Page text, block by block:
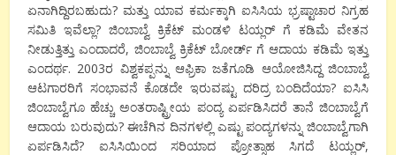
ಏನಾಗಿದ್ದಿರಬಹುದು? ಮತ್ತು ಯಾವ ಕರ್ಮಕ್ಕಾಗಿ ಐಸಿಸಿಯ ಭ್ರಷ್ಟಾಚಾರ ನಿಗ್ರಹ
ಸಮಿತಿ ಇವೆಲ್ಲಾ? ಜಿಂಬಾಬ್ವೆ ಕ್ರಿಕೆಟ್ ಮಂಡಳಿ ಟಯ್ಲರ್ ಗೆ ಕಡಿಮೆ ವೇತನ
ನೀಡುತ್ತಿತ್ತು ಎಂದಾದರೆ, ಜಿಂಬಾಬ್ವೆ ಕ್ರಿಕೆಟ್ ಬೋರ್ಡ್ ಗೆ ಆದಾಯ ಕಡಿಮೆ ಇತ್ತು
ಎಂದರ್ಥ. 2003ರ ವಿಶ್ವಕಪ್ಪನ್ನು ಆಫ್ರಿಕಾ ಜತೆಗೂಡಿ ಆಯೋಜಿಸಿದ್ದ ಜಿಂಬಾಬ್ವೆ
ಆಟಗಾರರಿಗೆ ಸಂಭಾವನೆ ಕೊಡದೇ ಇರುವಷ್ಟು ದರಿದ್ರ ಬಂದಿದೆಯಾ? ಐಸಿಸಿ
ಜಿಂಬಾಬ್ವೆಗೂ ಹೆಚ್ಚು ಅಂತರಾಷ್ಟ್ರೀಯ ಪಂದ್ಯ ಏರ್ಪಡಿಸಿದರೆ ತಾನೆ ಜಿಂಬಾಬ್ವೆಗೆ
ಆದಾಯ ಬರುವುದು? ಈಚೆಗಿನ ದಿನಗಳಲ್ಲಿ ಎಷ್ಟು ಪಂದ್ಯಗಳನ್ನು ಜಿಂಬಾಬ್ವೆಗಾಗಿ
ಏರ್ಪಡಿಸಿದೆ? ಐಸಿಸಿಯಿಂದ ಸರಿಯಾದ ಪ್ರೋತ್ಸಾಹ ಸಿಗದೆ ಟಯ್ಲರ್,